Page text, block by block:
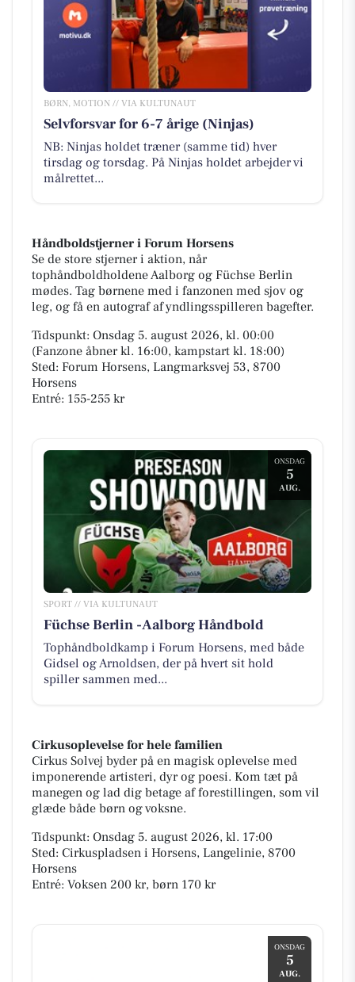
BØRN, MOTION // VIA KULTUNAUT
Selvforsvar for 6-7 årige (Ninjas)
NB: Ninjas holdet træner (samme tid) hver
tirsdag og torsdag. På Ninjas holdet arbejder vi
målrettet...
Håndboldstjerner i Forum Horsens
Se de store stjerner i aktion, når
tophåndboldholdene Aalborg og Füchse Berlin
mødes. Tag børnene med i fanzonen med sjov og
leg, og få en autograf af yndlingsspilleren bagefter.
Tidspunkt: Onsdag 5. august 2026, kl. 00:00
(Fanzone åbner kl. 16:00, kampstart kl. 18:00)
Sted: Forum Horsens, Langmarksvej 53, 8700
Horsens
Entré: 155-255 kr
ONSDAG
5
AUG.
SPORT // VIA KULTUNAUT
Füchse Berlin -Aalborg Håndbold
Tophåndboldkamp i Forum Horsens, med både
Gidsel og Arnoldsen, der på hvert sit hold
spiller sammen med...
Cirkusoplevelse for hele familien
Cirkus Solvej byder på en magisk oplevelse med
imponerende artisteri, dyr og poesi. Kom tæt på
manegen og lad dig betage af forestillingen, som vil
glæde både børn og voksne.
Tidspunkt: Onsdag 5. august 2026, kl. 17:00
Sted: Cirkuspladsen i Horsens, Langelinie, 8700
Horsens
Entré: Voksen 200 kr, børn 170 kr
ONSDAG
5
AUG.